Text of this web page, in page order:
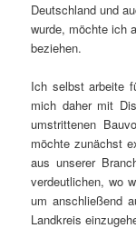
Deutschland und
wurde, möchte ich
beziehen.
Ich selbst arbeite
mich daher mit
umstrittenen
möchte zunächst
aus unserer
verdeutlichen, wo
um anschließend
Landkreis